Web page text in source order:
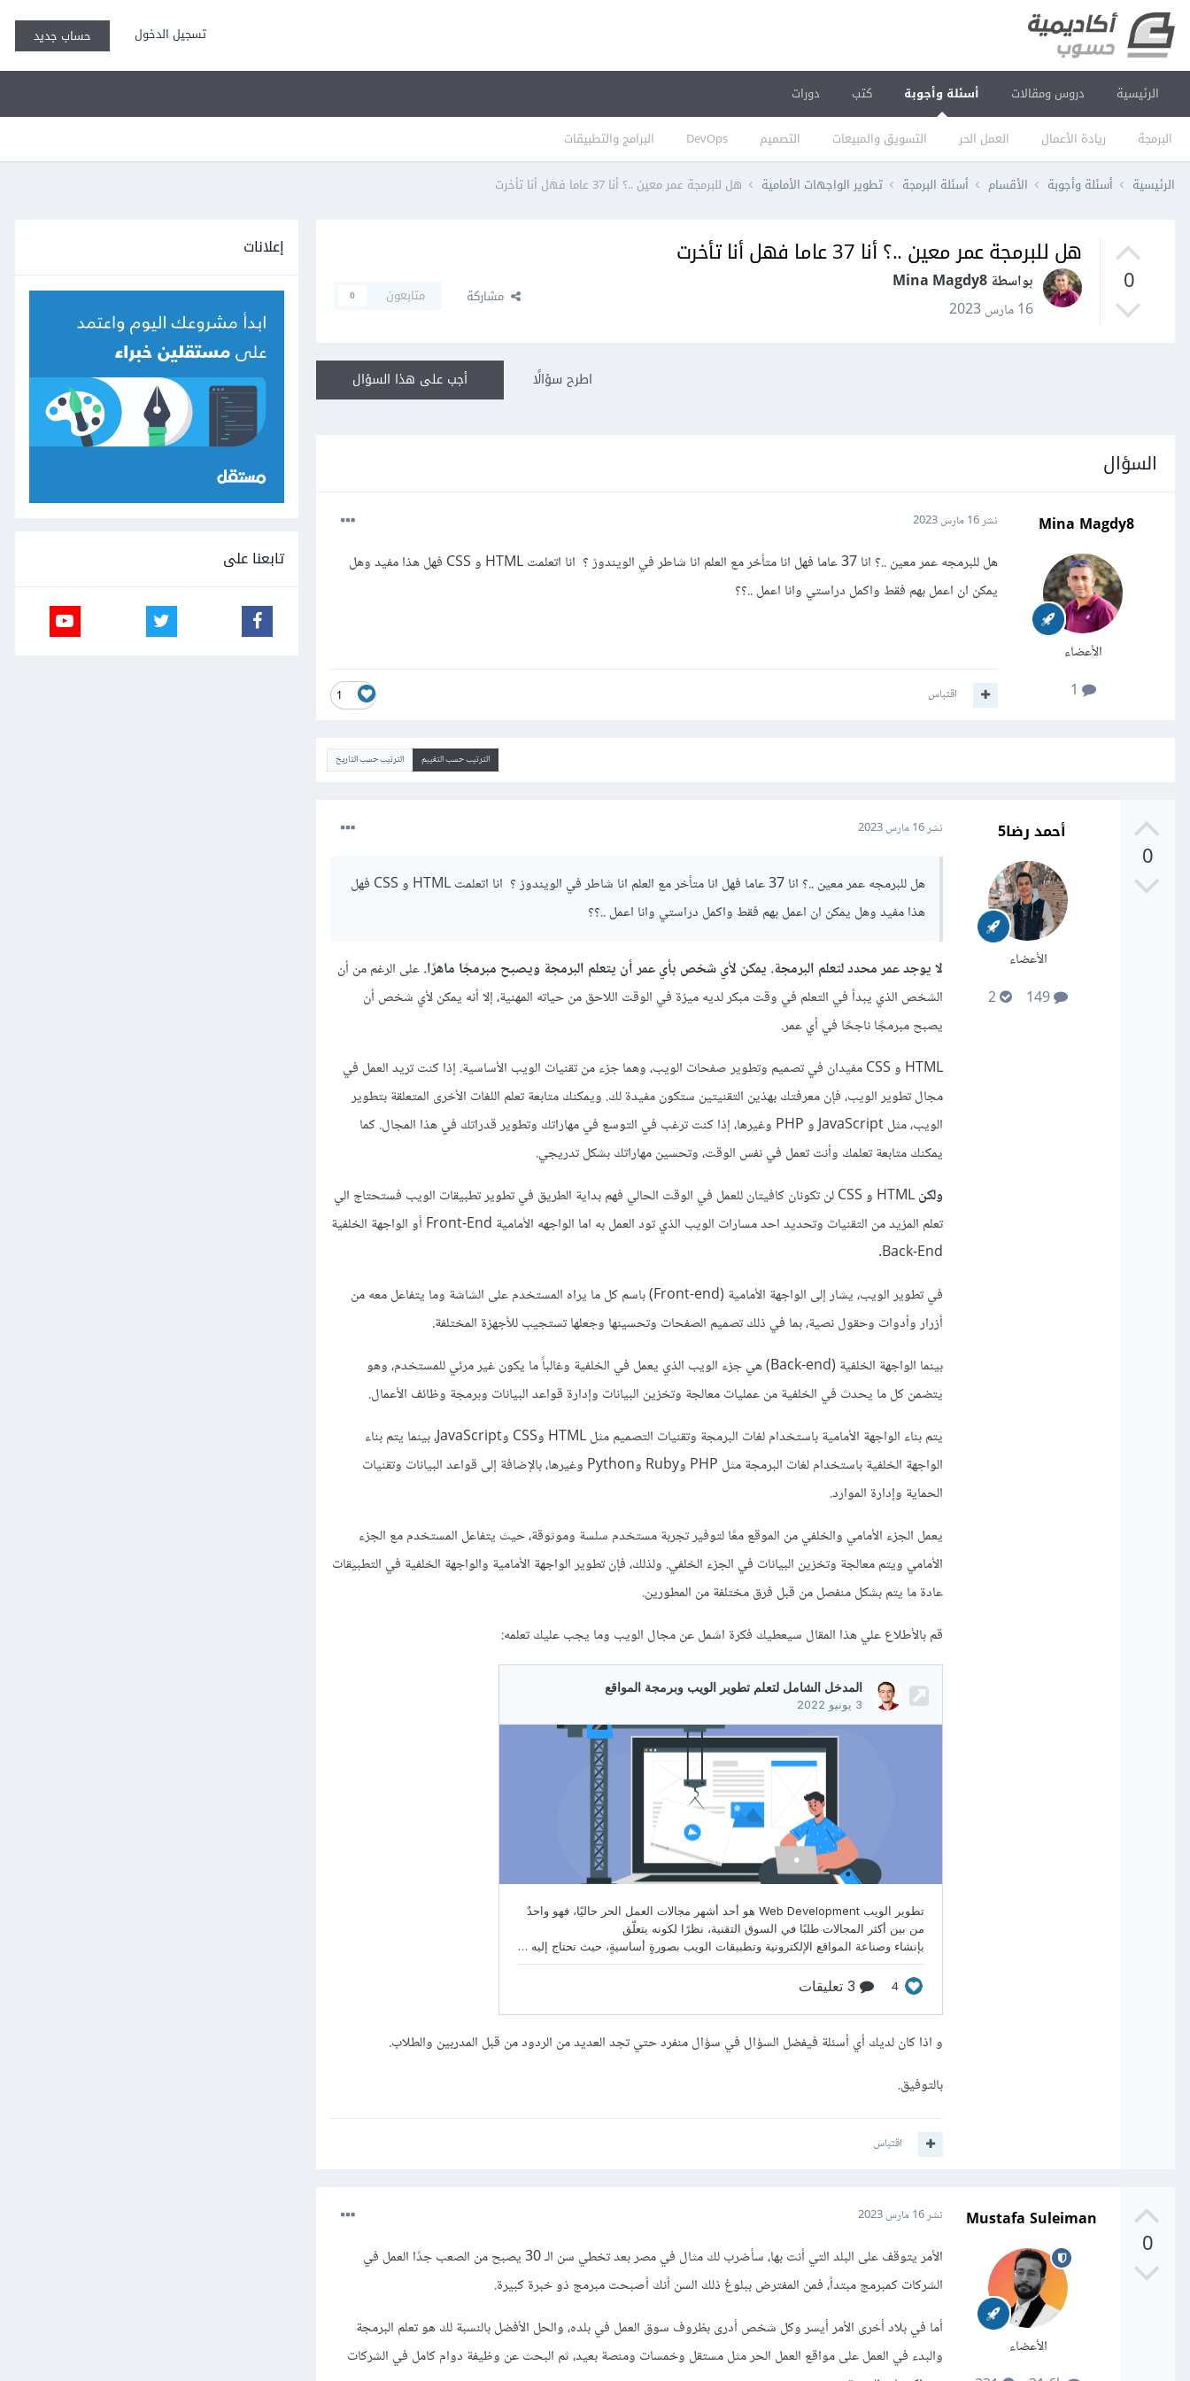
تسجيل الدخول حساب جديد
الرئيسية دروس ومقالات أسئلة وأجوبة
البرمجة ريادة الأعمال العمل الحر التسويق والمبيعات التصميم DevOps البرامج والتطبيقات
كتب دورات
الرئيسية أسئلة وأجوبة الأقسام أسئلة البرمجة تطوير الواجهات الأمامية هل للبرمجة عمر معين ..؟ أنا 37 عاما فهل أنا تأخرت
0
هل للبرمجة عمر معين ..؟ أنا 37 عاما فهل أنا تأخرت
بواسطة Mina Magdy8
16 مارس 2023
مشاركة متابعون 0
أجب على هذا السؤال اطرح سؤالًا
السؤال
Mina Magdy8
الأعضاء
نشر16 مارس 2023
هل للبرمجه عمر معين ..؟ انا 37 عاما فهل انا متأخر مع العلم انا شاطر في الويندوز ؟ انا اتعلمت HTML و CSS فهل هذا مفيد وهل
يمكن ان اعمل بهم فقط واكمل دراستي وانا اعمل ..؟؟
1 اقتباس
الترتيب حسب التقييم الترتيب حسب التاريخ
0
أحمد رضا5
الأعضاء
نشر16 مارس 2023
هل للبرمجه عمر معين ..؟ انا 37 عاما فهل انا متأخر مع العلم انا شاطر في الويندوز ؟ انا اتعلمت HTML و CSS فهل
هذا مفيد وهل يمكن ان اعمل بهم فقط واكمل دراستي وانا اعمل ..؟؟
لا يوجد عمر محدد لتعلم البرمجة. يمكن لأي شخص بأي عمر أن يتعلم البرمجة ويصبح مبرمجًا ماهرًا.على الرغم من أن
الشخص الذي يبدأ في التعلم في وقت مبكر لديه ميزة في الوقت اللاحق من حياته المهنية، إلا أنه يمكن لأي شخص أن
يصبح مبرمجًا ناجحًا في أي عمر.
HTML و CSS مفيدان في تصميم وتطوير صفحات الويب، وهما جزء من تقنيات الويب الأساسية. إذا كنت تريد العمل في
مجال تطوير الويب، فإن معرفتك بهذين التقنيتين ستكون مفيدة لك. ويمكنك متابعة تعلم اللغات الأخرى المتعلقة بتطوير
الويب، مثل JavaScript و PHP وغيرها، إذا كنت ترغب في التوسع في مهاراتك وتطوير قدراتك في هذا المجال. كما
يمكنك متابعة تعلمك وأنت تعمل في نفس الوقت، وتحسين مهاراتك بشكل تدريجي.
ولكن
HTML و CSS لن تكونان كافيتان للعمل في الوقت الحالي فهم بداية الطريق في تطوير تطبيقات الويب فستحتاج الي
تعلم المزيد من التقنيات وتحديد احد مسارات الويب الذي تود العمل به اما الواجهه الأمامية Front-End أو الواجهة الخلفية
Back-End.
في تطوير الويب، يشار إلى الواجهة الأمامية (Front-end) باسم كل ما يراه المستخدم على الشاشة وما يتفاعل معه من
أزرار وأدوات وحقول نصية، بما في ذلك تصميم الصفحات وتحسينها وجعلها تستجيب للأجهزة المختلفة.
بينما الواجهة الخلفية (Back-end) هي جزء الويب الذي يعمل في الخلفية وغالباً ما يكون غير مرئي للمستخدم، وهو
يتضمن كل ما يحدث في الخلفية من عمليات معالجة وتخزين البيانات وإدارة قواعد البيانات وبرمجة وظائف الأعمال.
يتم بناء الواجهة الأمامية باستخدام لغات البرمجة وتقنيات التصميم مثل HTML وCSS وJavaScript، بينما يتم بناء
الواجهة الخلفية باستخدام لغات البرمجة مثل PHP وRuby وPython وغيرها، بالإضافة إلى قواعد البيانات وتقنيات
الحماية وإدارة الموارد.
يعمل الجزء الأمامي والخلفي من الموقع معًا لتوفير تجربة مستخدم سلسة وموثوقة، حيث يتفاعل المستخدم مع الجزء
الأمامي ويتم معالجة وتخزين البيانات في الجزء الخلفي. ولذلك، فإن تطوير الواجهة الأمامية والواجهة الخلفية في التطبيقات
عادة ما يتم بشكل منفصل من قبل فرق مختلفة من المطورين.
قم بالأطلاع علي هذا المقال سيعطيك فكرة اشمل عن مجال الويب وما يجب عليك تعلمه:
و اذا كان لديك أي أسئلة فيفضل السؤال في سؤال منفرد حتي تجد العديد من الردود من قبل المدربين والطلاب.
بالتوفيق.
اقتباس
0
Mustafa Suleiman
الأعضاء
نشر16 مارس 2023
الأمر يتوقف على البلد التي أنت بها، سأضرب لك مثال في مصر بعد تخطي سن الـ 30 يصبح من الصعب جدًا العمل في
الشركات كمبرمج مبتدأ، فمن المفترض ببلوغ ذلك السن أنك أصبحت مبرمج ذو خبرة كبيرة.
أما في بلاد أخرى الأمر أيسر وكل شخص أدرى بظروف سوق العمل في بلده، والحل الأفضل بالنسبة لك هو تعلم البرمجة
والبدء في العمل على مواقع العمل الحر مثل مستقل وخمسات ومنصة بعيد، ثم البحث عن وظيفة دوام كامل في الشركات
إعلانات
تابعنا على